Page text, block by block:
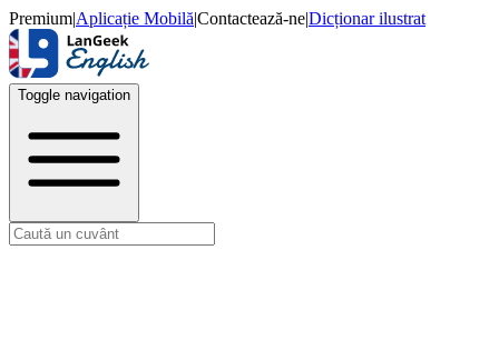
Premium|Aplicație Mobilă|Contactează-ne|Dicționar ilustrat
Toggle navigation